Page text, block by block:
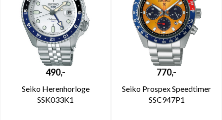
490,-
Seiko Herenhorloge
SSK033K1
770,-
Seiko Prospex Speedtimer
SSC947P1